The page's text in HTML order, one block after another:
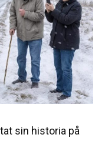
sin historia på